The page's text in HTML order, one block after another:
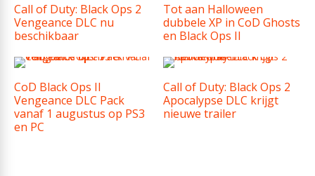
Call of Duty: Black Ops 2
Vengeance DLC nu
beschikbaar
Tot aan Halloween
dubbele XP in CoD Ghosts
en Black Ops II
CoD Black Ops II
Vengeance DLC Pack
vanaf 1 augustus op PS3
en PC
Call of Duty: Black Ops 2
Apocalypse DLC krijgt
nieuwe trailer